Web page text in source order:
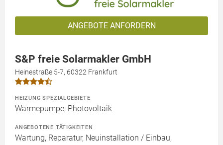
ANGEBOTE ANFORDERN
S&P freie Solarmakler GmbH
Heinestraße 5-7, 60322 Frankfurt
HEIZUNG SPEZIALGEBIETE
Wärmepumpe, Photovoltaik
ANGEBOTENE TÄTIGKEITEN
Wartung, Reparatur, Neuinstallation / Einbau,